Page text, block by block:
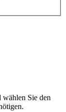
wählen Sie den